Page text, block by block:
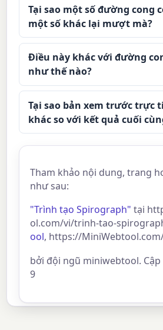
Tại sao một số đường cong
một số khác lại mượt mà?
Điều này khác với đường
như thế nào?
Tại sao bản xem trước trực
khác so với kết quả cuối
Tham khảo nội dung, trang
như sau:
"Trình tạo Spirograph" tại
ol.com/vi/trinh-tao-
ool, https://
bởi đội ngũ miniwebtool. Cập
9